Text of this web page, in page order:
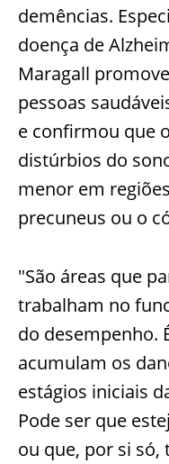
demências.
doença de
Maragall
pessoas
e confirmou que
distúrbios do
menor em
precuneus ou o
"São áreas que
trabalham no
do desempenho.
acumulam os
estágios iniciais
Pode ser que
ou que, por si